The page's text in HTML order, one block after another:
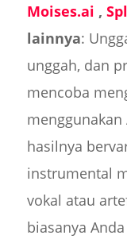
Moises.ai ,
lainnya:
unggah, dan
mencoba
hasilnya
instrumental
vokal atau
biasanya